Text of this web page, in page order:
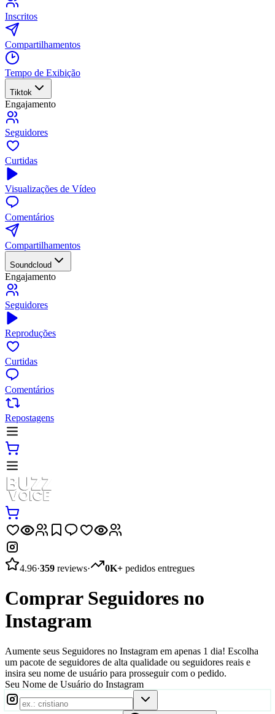
Inscritos
Compartilhamentos
Tempo de Exibição
Tiktok
Engajamento
Seguidores
Curtidas
Visualizações de Vídeo
Comentários
Compartilhamentos
Soundcloud
Engajamento
Seguidores
Reproduções
Curtidas
Comentários
Repostagens
4.96·359 reviews· 0K+ pedidos entregues
Comprar Seguidores no
Instagram
Aumente seus Seguidores no Instagram em apenas 1 dia! Escolha
um pacote de seguidores de alta qualidade ou seguidores reais e
insira seu nome de usuário para prosseguir com o pedido.
Seu Nome de Usuário do Instagram